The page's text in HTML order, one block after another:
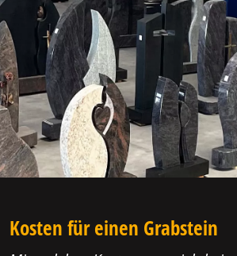
Kosten für einen Grabstein